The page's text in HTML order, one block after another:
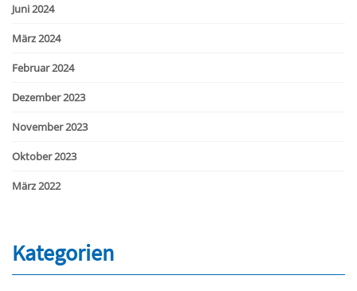
Juni 2024
März 2024
Februar 2024
Dezember 2023
November 2023
Oktober 2023
März 2022
Kategorien